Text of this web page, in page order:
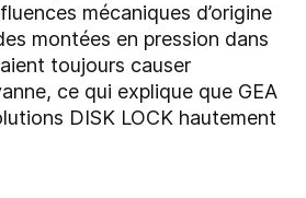
mécaniques d’origine
montées en pression dans
toujours causer
ce qui explique que GEA
DISK LOCK hautement